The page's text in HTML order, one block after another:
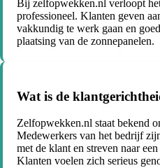
Bij zelfopwekken.nl verloopt
professioneel. Klanten geven
vakkundig te werk gaan en
plaatsing van de zonnepanelen.
Wat is de
Zelfopwekken.nl staat bekend
Medewerkers van het bedrijf
met de klant en streven naar
Klanten voelen zich serieus